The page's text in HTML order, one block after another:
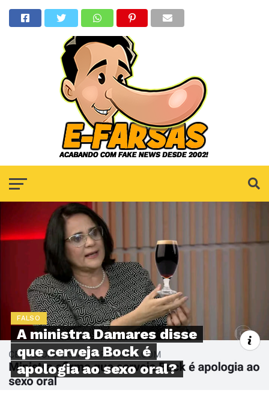
FALSO
A ministra Damares disse
que cerveja Bock é
apologia ao sexo oral?